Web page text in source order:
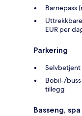
Barnepass
EUR per
Parkering
Selvbetjent
Bobil-/
tillegg
Basseng,